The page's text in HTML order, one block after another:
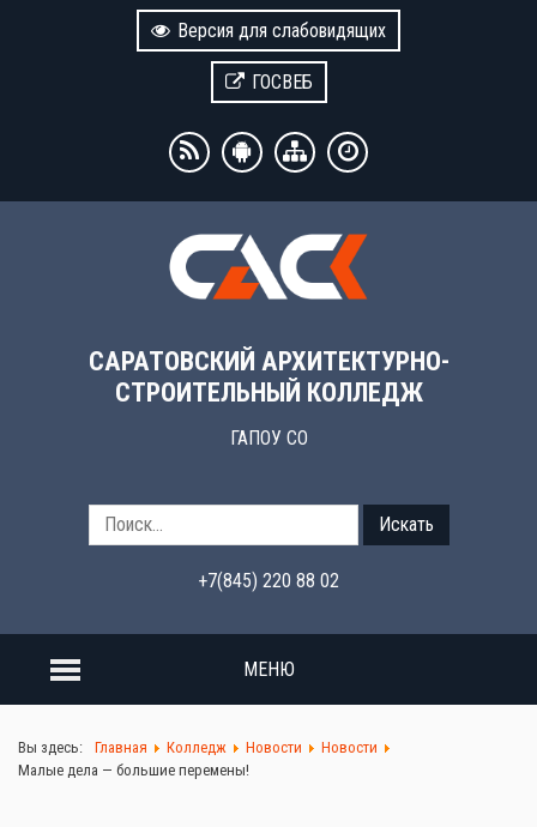
Версия для слабовидящих
ГОСВЕБ
САРАТОВСКИЙ АРХИТЕКТУРНО-
СТРОИТЕЛЬНЫЙ КОЛЛЕДЖ
ГАПОУ СО
Искать
+7(845) 220 88 02
МЕНЮ
Вы здесь: Главная Колледж Новости
Новости
Малые дела — большие перемены!